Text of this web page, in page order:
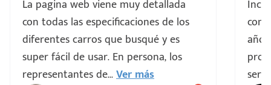
La pagina web viene muy detallada
con todas las especificaciones de los
diferentes carros que busqué y es
super fácil de usar. En persona, los
representantes de...Ver más